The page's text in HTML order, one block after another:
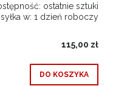
ostatnie sztuki
w: 1 dzień roboczy
115,00 zł
DO KOSZYKA